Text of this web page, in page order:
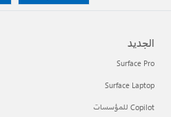
الجديد
Surface Pro
Surface Laptop
Copilot للمؤسسات